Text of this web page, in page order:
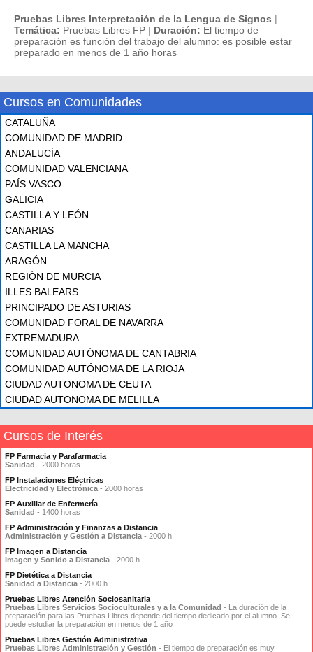
Pruebas Libres Interpretación de la Lengua de Signos |
Temática: Pruebas Libres FP | Duración: El tiempo de
preparación es función del trabajo del alumno: es posible estar
preparado en menos de 1 año horas
Cursos en Comunidades
CATALUÑA
COMUNIDAD DE MADRID
ANDALUCÍA
COMUNIDAD VALENCIANA
PAÍS VASCO
GALICIA
CASTILLA Y LEÓN
CANARIAS
CASTILLA LA MANCHA
ARAGÓN
REGIÓN DE MURCIA
ILLES BALEARS
PRINCIPADO DE ASTURIAS
COMUNIDAD FORAL DE NAVARRA
EXTREMADURA
COMUNIDAD AUTÓNOMA DE CANTABRIA
COMUNIDAD AUTÓNOMA DE LA RIOJA
CIUDAD AUTONOMA DE CEUTA
CIUDAD AUTONOMA DE MELILLA
Cursos de Interés
FP Farmacia y Parafarmacia
Sanidad - 2000 horas
FP Instalaciones Eléctricas
Electricidad y Electrónica - 2000 horas
FP Auxiliar de Enfermería
Sanidad - 1400 horas
FP Administración y Finanzas a Distancia
Administración y Gestión a Distancia - 2000 h.
FP Imagen a Distancia
Imagen y Sonido a Distancia - 2000 h.
FP Dietética a Distancia
Sanidad a Distancia - 2000 h.
Pruebas Libres Atención Sociosanitaria
Pruebas Libres Servicios Socioculturales y a la Comunidad - La duración de la
preparación para las Pruebas Libres depende del tiempo dedicado por el alumno. Se
puede estudiar la preparación en menos de 1 año
Pruebas Libres Gestión Administrativa
Pruebas Libres Administración y Gestión - El tiempo de preparación es muy